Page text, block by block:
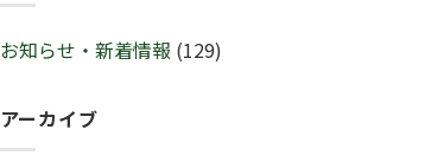
レ
ョ
(土)
3
月
年
1
4
時
お
お知らせ・新着情報 (129)
アーカイブ